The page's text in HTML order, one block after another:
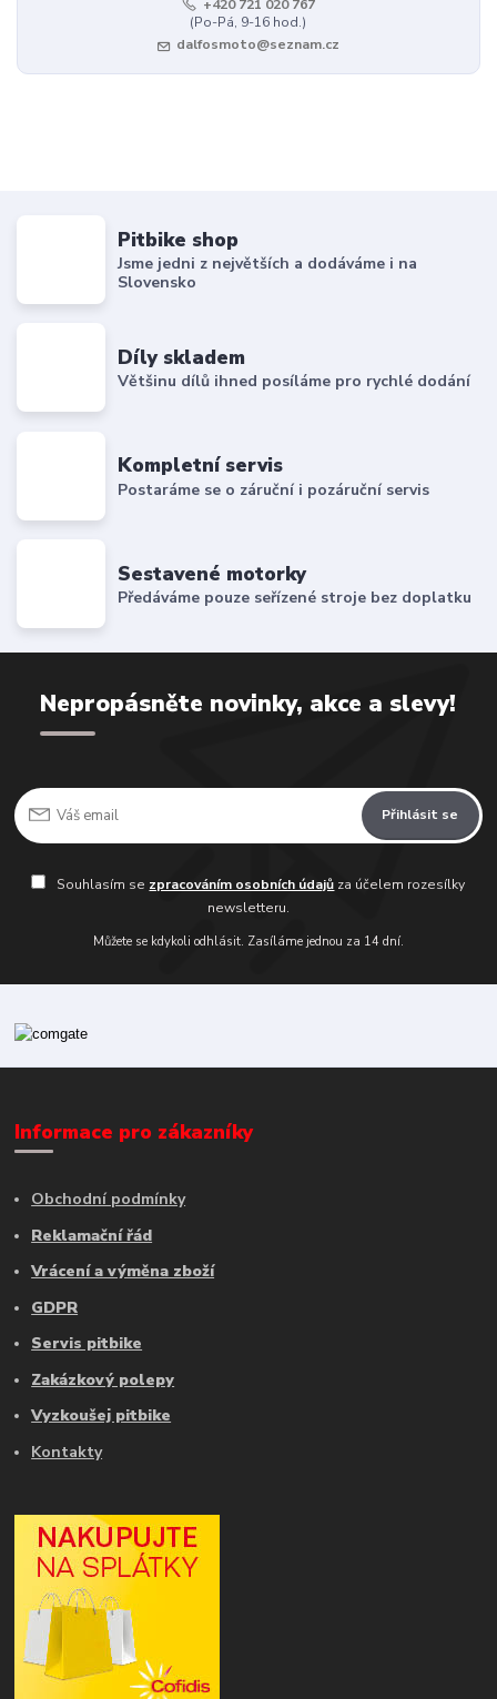
+420 721 020 767
(Po-Pá, 9-16 hod.)
dalfosmoto@seznam.cz
Pitbike shop
Jsme jedni z největších a dodáváme i na
Slovensko
Díly skladem
Většinu dílů ihned posíláme pro rychlé dodání
Kompletní servis
Postaráme se o záruční i pozáruční servis
Sestavené motorky
Předáváme pouze seřízené stroje bez doplatku
Nepropásněte novinky, akce a slevy!
Přihlásit se
Souhlasím se zpracováním osobních údajů za účelem rozesílky
newsletteru.
Můžete se kdykoli odhlásit. Zasíláme jednou za 14 dní.
Informace pro zákazníky
Obchodní podmínky
Reklamační řád
Vrácení a výměna zboží
GDPR
Servis pitbike
Zakázkový polepy
Vyzkoušej pitbike
Kontakty